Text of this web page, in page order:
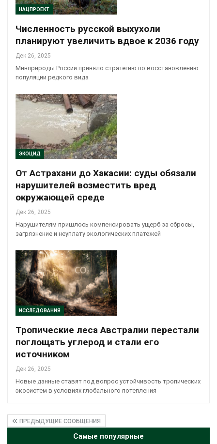
НАЦПРОЕКТ
Численность русской выхухоли
планируют увеличить вдвое к 2036 году
Дек 26, 2025
Минприроды России приняло стратегию по восстановлению
популяции редкого вида
ЭКОЦИД
От Астрахани до Хакасии: суды обязали
нарушителей возместить вред
окружающей среде
Дек 26, 2025
Нарушителям пришлось компенсировать ущерб за сбросы,
загрязнение и неуплату экологических платежей
ИССЛЕДОВАНИЯ
Тропические леса Австралии перестали
поглощать углерод и стали его
источником
Дек 26, 2025
Новые данные ставят под вопрос устойчивость тропических
экосистем в условиях глобального потепления
ПРЕДЫДУЩИЕ СООБЩЕНИЯ
Самые популярные